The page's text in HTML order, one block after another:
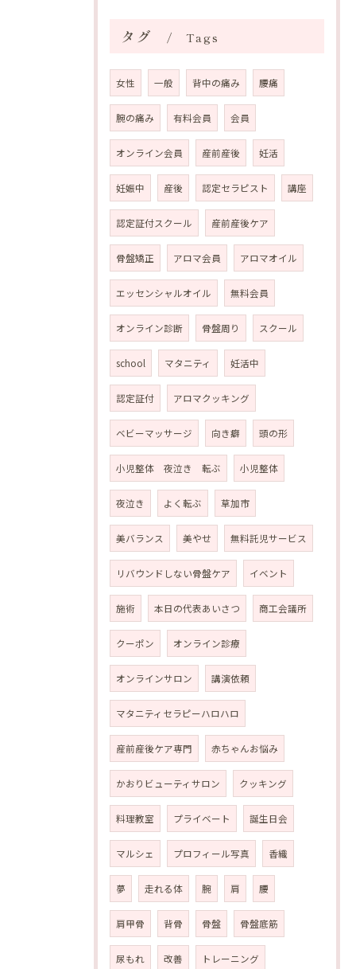
タグ Tags
女性 一般 背中の痛み 腰痛
腕の痛み 有料会員 会員
オンライン会員 産前産後 妊活
妊娠中 産後 認定セラピスト 講座
認定証付スクール 産前産後ケア
骨盤矯正 アロマ会員 アロマオイル
エッセンシャルオイル 無料会員
オンライン診断 骨盤周り スクール
school マタニティ 妊活中
認定証付 アロマクッキング
ベビーマッサージ 向き癖 頭の形
小児整体 夜泣き 転ぶ 小児整体
夜泣き よく転ぶ 草加市
美バランス 美やせ 無料託児サービス
リバウンドしない骨盤ケア イベント
施術 本日の代表あいさつ 商工会議所
クーポン オンライン診療
オンラインサロン 講演依頼
マタニティセラピーハロハロ
産前産後ケア専門 赤ちゃんお悩み
かおりビューティサロン クッキング
料理教室 プライベート 誕生日会
マルシェ プロフィール写真 香織
夢 走れる体 腕 肩 腰
肩甲骨 背骨 骨盤 骨盤底筋
尿もれ 改善 トレーニング